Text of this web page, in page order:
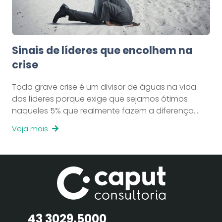
Sinais de líderes que encolhem na
crise
Toda grave crise é um divisor de águas na vida
dos líderes porque exige que sejamos ótimos
naqueles 5% que realmente fazem a diferença.…
Veja mais